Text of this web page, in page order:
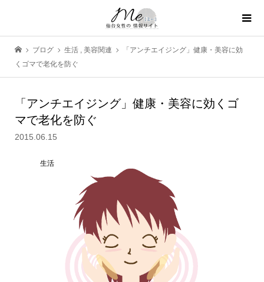
ブログ 生活 , 美容関連
「アンチエイジング」健康・美容に効
くゴマで老化を防ぐ
「アンチエイジング」健康・美容に効くゴ
マで老化を防ぐ
2015.06.15
生活